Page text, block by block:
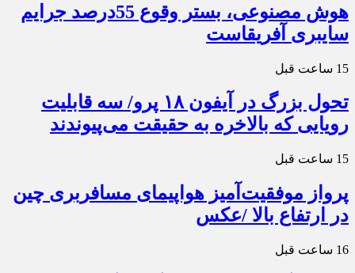
هوش مصنوعی، بستر وقوع 55درصد جرایم
سایبری آفریقاست
15 ساعت قبل
تحول بزرگ در آیفون ۱۸ پرو/ سه قابلیت
رویایی که بالاخره به حقیقت می‌پیوندند
15 ساعت قبل
پرواز موفقیت‌آمیز هواپیمای مسافربری چین
در ارتفاع بالا /عکس
16 ساعت قبل